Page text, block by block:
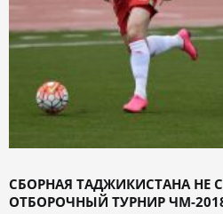
СБОРНАЯ ТАДЖИКИСТАНА НЕ
ОТБОРОЧНЫЙ ТУРНИР ЧМ-